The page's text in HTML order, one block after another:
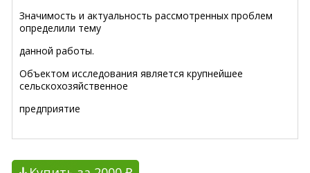
Значимость и актуальность рассмотренных проблем
определили тему
данной работы.
Объектом исследования является крупнейшее
сельскохозяйственное
предприятие